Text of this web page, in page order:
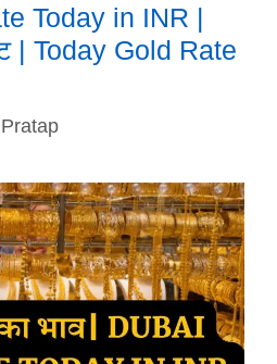
Today in INR |
| Today Gold Rate